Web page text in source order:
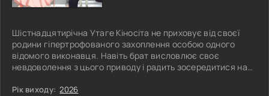
Шістнадцятирічна Утаге Кіносіта не приховує від своєї
родини гіпертрофованого захоплення особою одного
відомого виконавця. Навіть брат висловлює своє
невдоволення з цього приводу і радить зосередитися на
пропускає повз вуха. У своєму кумирі вона бачить мало не
Рік виходу: 2026